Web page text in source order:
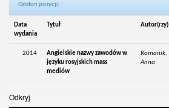
Odsłon pozycji:
Data
wydania
Tytuł Autor(rzy)
2014
Angielskie nazwy zawodów w
języku rosyjskich mass
mediów
Romanik,
Anna
Odkryj